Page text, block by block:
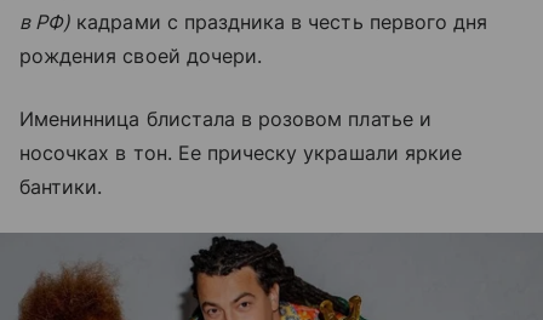
в РФ) кадрами с праздника в честь первого дня
рождения своей дочери.
Именинница блистала в розовом платье и
носочках в тон. Ее прическу украшали яркие
бантики.